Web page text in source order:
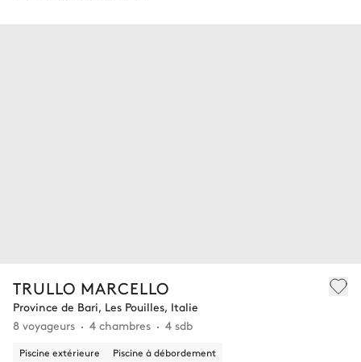
TRULLO MARCELLO
Province de Bari, Les Pouilles, Italie
8 voyageurs
4 chambres 4 sdb
Piscine extérieure Piscine à débordement